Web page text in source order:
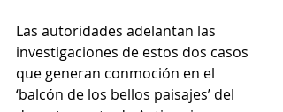
Las autoridades adelantan las
investigaciones de estos dos casos
que generan conmoción en el
‘balcón de los bellos paisajes’ del